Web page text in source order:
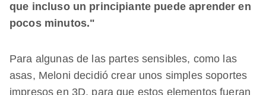
que incluso un principiante puede aprender en
pocos minutos."
Para algunas de las partes sensibles, como las
asas, Meloni decidió crear unos simples soportes
impresos en 3D, para que estos elementos fueran